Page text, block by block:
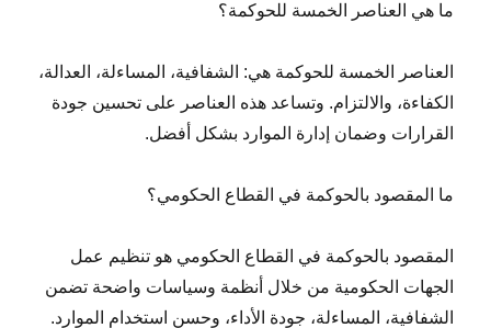
ما هي العناصر الخمسة للحوكمة؟
العناصر الخمسة للحوكمة هي: الشفافية، المساءلة، العدالة،
الكفاءة، والالتزام. وتساعد هذه العناصر على تحسين جودة
القرارات وضمان إدارة الموارد بشكل أفضل.
ما المقصود بالحوكمة في القطاع الحكومي؟
المقصود بالحوكمة في القطاع الحكومي هو تنظيم عمل
الجهات الحكومية من خلال أنظمة وسياسات واضحة تضمن
الشفافية، المساءلة، جودة الأداء، وحسن استخدام الموارد.